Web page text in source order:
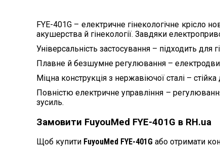
FYE-401G – електричне гінекологічне крісло
акушерства й гінекології. Завдяки
Універсальність застосування – підходить для
Плавне й безшумне регулювання –
Міцна конструкція з нержавіючої сталі –
Повністю електричне управління –
зусиль.
Замовити FuyouMed FYE-401G в RH.ua
Щоб купити FuyouMed FYE-401G або отримати